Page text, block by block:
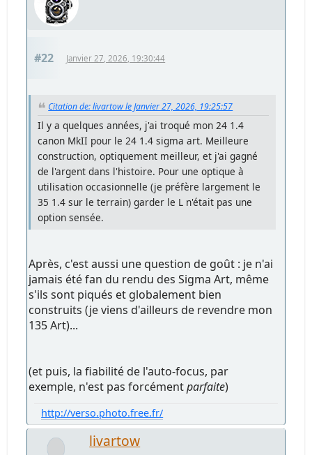
#22 Janvier 27, 2026, 19:30:44
Citation de: livartow le Janvier 27, 2026, 19:25:57
Il y a quelques années, j'ai troqué mon 24 1.4
canon MkII pour le 24 1.4 sigma art. Meilleure
construction, optiquement meilleur, et j'ai gagné
de l'argent dans l'histoire. Pour une optique à
utilisation occasionnelle (je préfère largement le
35 1.4 sur le terrain) garder le L n'était pas une
option sensée.
Après, c'est aussi une question de goût : je n'ai
jamais été fan du rendu des Sigma Art, même
s'ils sont piqués et globalement bien
construits (je viens d'ailleurs de revendre mon
135 Art)...
(et puis, la fiabilité de l'auto-focus, par
exemple, n'est pas forcémentparfaite)
http://verso.photo.free.fr/
livartow